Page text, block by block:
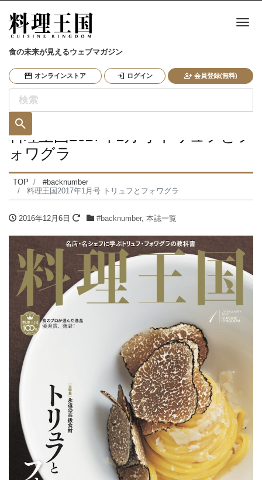
食の未来が見えるウェブマガジン
オンラインストア ログイン 会員登録(無料)
ナ
料理王国2017年1月号 トリュフとフ
ォワグラ
TOP
#backnumber
料理王国2017年1月号 トリュフとフォワグラ
2016年12月6日 #backnumber, 本誌一覧